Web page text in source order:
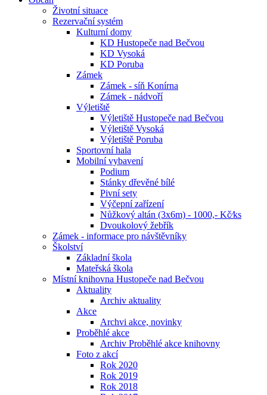
Životní situace
Rezervační systém
Kulturní domy
KD Hustopeče nad Bečvou
KD Vysoká
KD Poruba
Zámek
Zámek - síň Konírna
Zámek - nádvoří
Výletiště
Výletiště Hustopeče nad Bečvou
Výletiště Vysoká
Výletiště Poruba
Sportovní hala
Mobilní vybavení
Podium
Stánky dřevěné bílé
Pivní sety
Výčepní zařízení
Nůžkový altán (3x6m) - 1000,- Kč⁄ks
Dvoukolový žebřík
Zámek - informace pro návštěvníky
Školství
Základní škola
Mateřská škola
Místní knihovna Hustopeče nad Bečvou
Aktuality
Archiv aktuality
Akce
Archvi akce, novinky
Proběhlé akce
Archiv Proběhlé akce knihovny
Foto z akcí
Rok 2020
Rok 2019
Rok 2018